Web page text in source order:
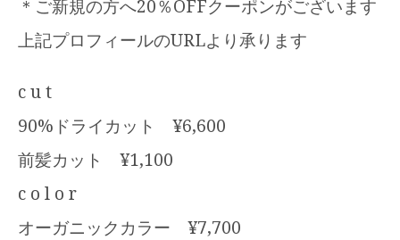
＊ご新規の方へ20％OFFクーポンがございます
上記プロフィールのURLより承ります
c u t
90%ドライカット ¥6,600
前髪カット ¥1,100
c o l o r
オーガニックカラー ¥7,700